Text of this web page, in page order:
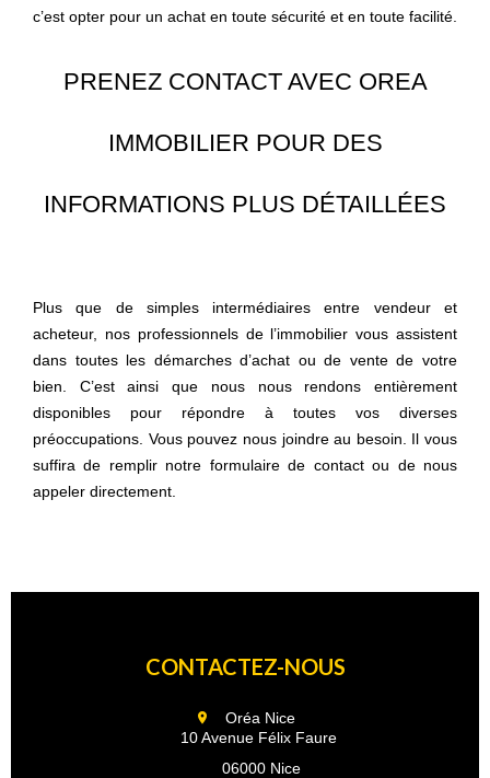
c’est opter pour un achat en toute sécurité et en toute facilité.
PRENEZ CONTACT AVEC OREA
IMMOBILIER POUR DES
INFORMATIONS PLUS DÉTAILLÉES
Plus que de simples intermédiaires entre vendeur et
acheteur, nos professionnels de l’immobilier vous assistent
dans toutes les démarches d’achat ou de vente de votre
bien. C’est ainsi que nous nous rendons entièrement
disponibles pour répondre à toutes vos diverses
préoccupations. Vous pouvez nous joindre au besoin. Il vous
suffira de remplir notre formulaire de contactou de nous
appeler directement.
CONTACTEZ-NOUS
Oréa Nice
10 Avenue Félix Faure
06000 Nice